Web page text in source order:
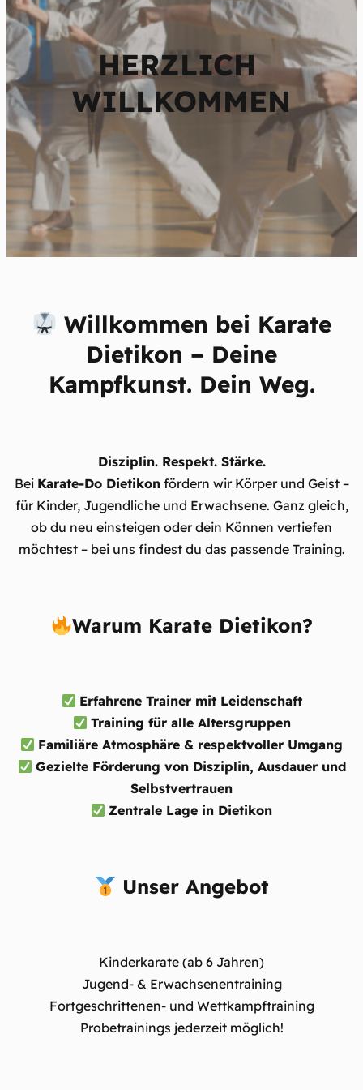
HERZLICH
WILLKOMMEN
Willkommen bei Karate
Dietikon – Deine
Kampfkunst. Dein Weg.
Disziplin. Respekt. Stärke.
Bei Karate-Do Dietikonfördern wir Körper und Geist –
für Kinder, Jugendliche und Erwachsene. Ganz gleich,
ob du neu einsteigen oder dein Können vertiefen
möchtest – bei uns findest du das passende Training.
Warum Karate Dietikon?
Erfahrene Trainer mit Leidenschaft
Training für alle Altersgruppen
Familiäre Atmosphäre & respektvoller Umgang
Gezielte Förderung von Disziplin, Ausdauer und
Selbstvertrauen
Zentrale Lage in Dietikon
Unser Angebot
Kinderkarate (ab 6 Jahren)
Jugend- & Erwachsenentraining
Fortgeschrittenen- und Wettkampftraining
Probetrainings jederzeit möglich!